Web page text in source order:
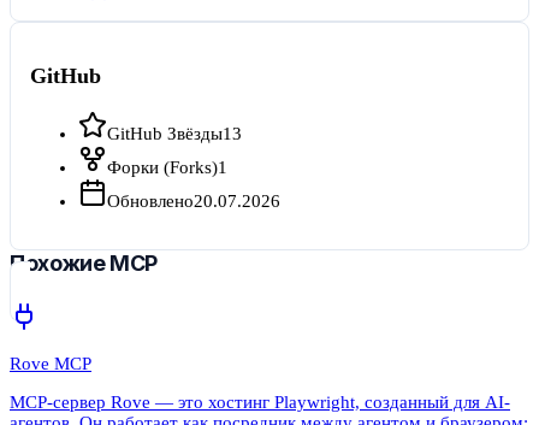
GitHub
GitHub Звёзды13
Форки (Forks)1
Обновлено20.07.2026
Похожие MCP
Rove MCP
MCP-сервер Rove — это хостинг Playwright, созданный для AI-